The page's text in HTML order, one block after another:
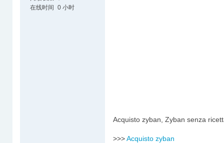
在线时间 0 小时
Acquisto zyban, Zyban senza
>>>Acquisto zyban